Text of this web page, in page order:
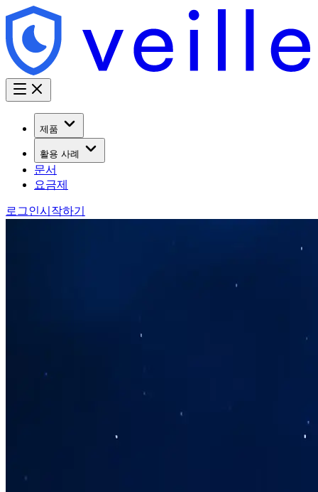
제품
활용 사례
문서
요금제
로그인시작하기